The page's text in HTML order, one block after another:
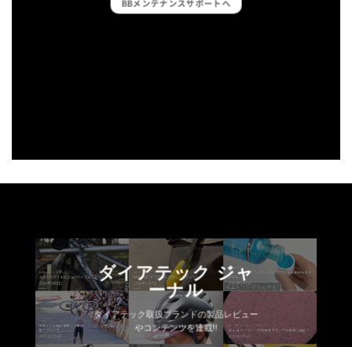
BBメンテナンスサポートへ
ダイアテック ジャ
ーナル
ダイアテック取扱ブランドの製品レビュー
やコンテンツを連載!!